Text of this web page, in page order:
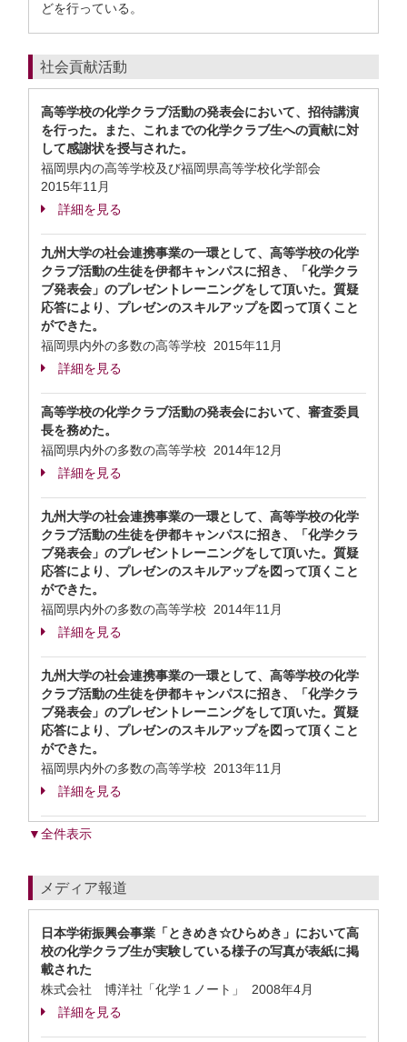
どを行っている。
社会貢献活動
高等学校の化学クラブ活動の発表会において、招待講演
を行った。また、これまでの化学クラブ生への貢献に対
して感謝状を授与された。
福岡県内の高等学校及び福岡県高等学校化学部会
2015年11月
詳細を見る
九州大学の社会連携事業の一環として、高等学校の化学
クラブ活動の生徒を伊都キャンパスに招き、「化学クラ
ブ発表会」のプレゼントレーニングをして頂いた。質疑
応答により、プレゼンのスキルアップを図って頂くこと
ができた。
福岡県内外の多数の高等学校 2015年11月
詳細を見る
高等学校の化学クラブ活動の発表会において、審査委員
長を務めた。
福岡県内外の多数の高等学校 2014年12月
詳細を見る
九州大学の社会連携事業の一環として、高等学校の化学
クラブ活動の生徒を伊都キャンパスに招き、「化学クラ
ブ発表会」のプレゼントレーニングをして頂いた。質疑
応答により、プレゼンのスキルアップを図って頂くこと
ができた。
福岡県内外の多数の高等学校 2014年11月
詳細を見る
九州大学の社会連携事業の一環として、高等学校の化学
クラブ活動の生徒を伊都キャンパスに招き、「化学クラ
ブ発表会」のプレゼントレーニングをして頂いた。質疑
応答により、プレゼンのスキルアップを図って頂くこと
ができた。
福岡県内外の多数の高等学校 2013年11月
詳細を見る
▼全件表示
メディア報道
日本学術振興会事業「ときめき☆ひらめき」において高
校の化学クラブ生が実験している様子の写真が表紙に掲
載された
株式会社 博洋社「化学１ノート」 2008年4月
詳細を見る